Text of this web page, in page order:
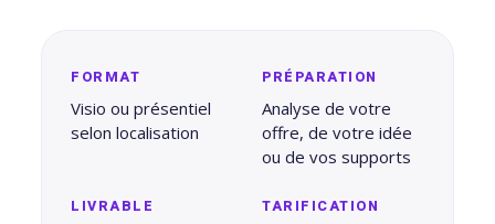
FORMAT
Visio ou présentiel
selon localisation
PRÉPARATION
Analyse de votre
offre, de votre idée
ou de vos supports
LIVRABLE TARIFICATION